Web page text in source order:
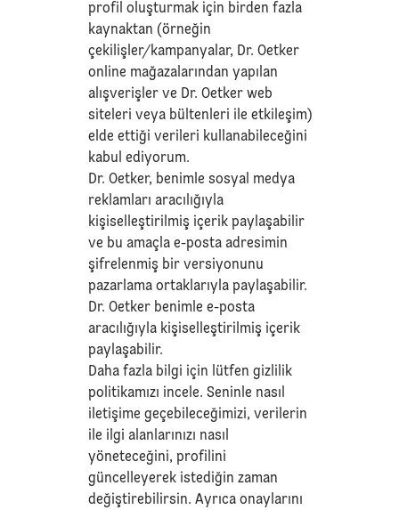
profil oluşturmak için birden fazla
kaynaktan (örneğin
çekilişler/kampanyalar, Dr. Oetker
online mağazalarından yapılan
alışverişler ve Dr. Oetker web
siteleri veya bültenleri ile etkileşim)
elde ettiği verileri kullanabileceğini
kabul ediyorum.
Dr. Oetker, benimle sosyal medya
reklamları aracılığıyla
kişiselleştirilmiş içerik paylaşabilir
ve bu amaçla e-posta adresimin
şifrelenmiş bir versiyonunu
pazarlama ortaklarıyla paylaşabilir.
Dr. Oetker benimle e-posta
aracılığıyla kişiselleştirilmiş içerik
paylaşabilir.
Daha fazla bilgi için lütfengizlilik
politikamızı incele. Seninle nasıl
iletişime geçebileceğimizi, verilerin
ile ilgi alanlarınızı nasıl
yöneteceğini, profilini
güncelleyerek istediğin zaman
değiştirebilirsin. Ayrıca onaylarını